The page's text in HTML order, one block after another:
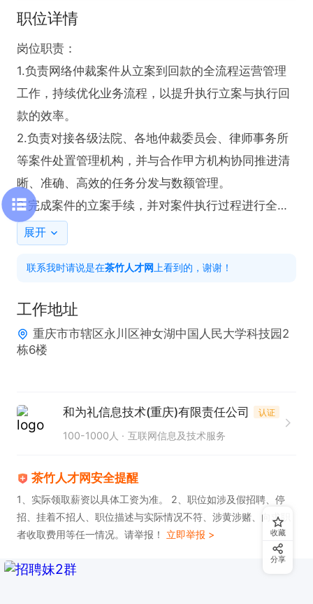
职位详情
岗位职责：
1.负责网络仲裁案件从立案到回款的全流程运营管理
工作，持续优化业务流程，以提升执行立案与执行回
款的效率。‌
2.负责对接各级法院、各地仲裁委员会、律师事务所
等案件处置管理机构，并与合作甲方机构协同推进清
晰、准确、高效的任务分发与数额管理。‌
3.完成案件的立案手续，并对案件执行过程进行全程
跟踪。需具备敏锐的观察力与独立处理问题的能力，
4.负责执行业务板块的数据化管理体系建设，运用数
营中遇到的问题。‌
5.具备团队领导能力，负责对团队成员进行定期的专
岗位要求：
1.本科法学专业，或者有法务工作经验
3.沟通谈判能力以及抗压能力强
展开
联系我时请说是在茶竹人才网 上看到的，谢谢！
工作地址
重庆市市辖区永川区神女湖中国人民大学科技园2
栋6楼
和为礼信息技术(重庆)有限责任公司 认证
100-1000人 互联网信息及技术服务
茶竹人才网安全提醒
1、实际领取薪资以具体工资为准。 2、职位如涉及假招聘、停
招、挂着不招人、职位描述与实际情况不符、涉黄涉赌、向求职
者收取费用等任一情况。请举报！ 立即举报 > 收藏
分享